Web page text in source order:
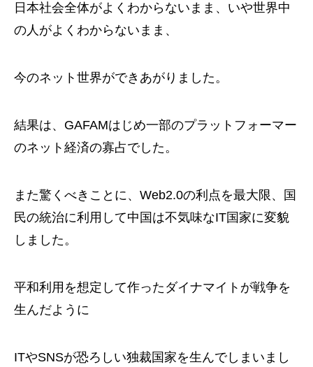
日本社会全体がよくわからないまま、いや世界中
の人がよくわからないまま、
今のネット世界ができあがりました。
結果は、GAFAMはじめ一部のプラットフォーマー
のネット経済の寡占でした。
また驚くべきことに、Web2.0の利点を最大限、国
民の統治に利用して中国は不気味なIT国家に変貌
しました。
平和利用を想定して作ったダイナマイトが戦争を
生んだように
ITやSNSが恐ろしい独裁国家を生んでしまいまし